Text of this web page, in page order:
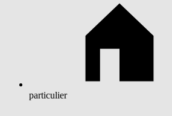
particulier